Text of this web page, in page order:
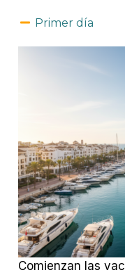
Primer día
Comienzan las